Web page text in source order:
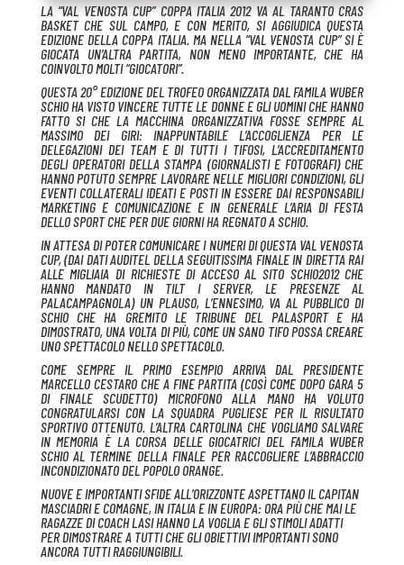
LA “VAL VENOSTA CUP” COPPA ITALIA 2012 VA AL TARANTO CRAS
BASKET CHE SUL CAMPO, E CON MERITO, SI AGGIUDICA QUESTA
EDIZIONE DELLA COPPA ITALIA. MA NELLA “VAL VENOSTA CUP” SI È
GIOCATA UN’ALTRA PARTITA, NON MENO IMPORTANTE, CHE HA
COINVOLTO MOLTI “GIOCATORI”.
QUESTA 20° EDIZIONE DEL TROFEO ORGANIZZATA DAL FAMILA WUBER
SCHIO HA VISTO VINCERE TUTTE LE DONNE E GLI UOMINI CHE HANNO
FATTO SI CHE LA MACCHINA ORGANIZZATIVA FOSSE SEMPRE AL
MASSIMO DEI GIRI: INAPPUNTABILE L’ACCOGLIENZA PER LE
DELEGAZIONI DEI TEAM E DI TUTTI I TIFOSI, L’ACCREDITAMENTO
DEGLI OPERATORI DELLA STAMPA (GIORNALISTI E FOTOGRAFI) CHE
HANNO POTUTO SEMPRE LAVORARE NELLE MIGLIORI CONDIZIONI, GLI
EVENTI COLLATERALI IDEATI E POSTI IN ESSERE DAI RESPONSABILI
MARKETING E COMUNICAZIONE E IN GENERALE L’ARIA DI FESTA
DELLO SPORT CHE PER DUE GIORNI HA REGNATO A SCHIO.
IN ATTESA DI POTER COMUNICARE I NUMERI DI QUESTA VAL VENOSTA
CUP, (DAI DATI AUDITEL DELLA SEGUITISSIMA FINALE IN DIRETTA RAI
ALLE MIGLIAIA DI RICHIESTE DI ACCESO AL SITO SCHIO2012 CHE
HANNO MANDATO IN TILT I SERVER, LE PRESENZE AL
PALACAMPAGNOLA) UN PLAUSO, L’ENNESIMO, VA AL PUBBLICO DI
SCHIO CHE HA GREMITO LE TRIBUNE DEL PALASPORT E HA
DIMOSTRATO, UNA VOLTA DI PIÙ, COME UN SANO TIFO POSSA CREARE
UNO SPETTACOLO NELLO SPETTACOLO.
COME SEMPRE IL PRIMO ESEMPIO ARRIVA DAL PRESIDENTE
MARCELLO CESTARO CHE A FINE PARTITA (COSÌ COME DOPO GARA 5
DI FINALE SCUDETTO) MICROFONO ALLA MANO HA VOLUTO
CONGRATULARSI CON LA SQUADRA PUGLIESE PER IL RISULTATO
SPORTIVO OTTENUTO. L’ALTRA CARTOLINA CHE VOGLIAMO SALVARE
IN MEMORIA È LA CORSA DELLE GIOCATRICI DEL FAMILA WUBER
SCHIO AL TERMINE DELLA FINALE PER RACCOGLIERE L’ABBRACCIO
INCONDIZIONATO DEL POPOLO ORANGE.
NUOVE E IMPORTANTI SFIDE ALL’ORIZZONTE ASPETTANO IL CAPITAN
MASCIADRI E COMAGNE, IN ITALIA E IN EUROPA: ORA PIÙ CHE MAI LE
RAGAZZE DI COACH LASI HANNO LA VOGLIA E GLI STIMOLI ADATTI
PER DIMOSTRARE A TUTTI CHE GLI OBIETTIVI IMPORTANTI SONO
ANCORA TUTTI RAGGIUNGIBILI.